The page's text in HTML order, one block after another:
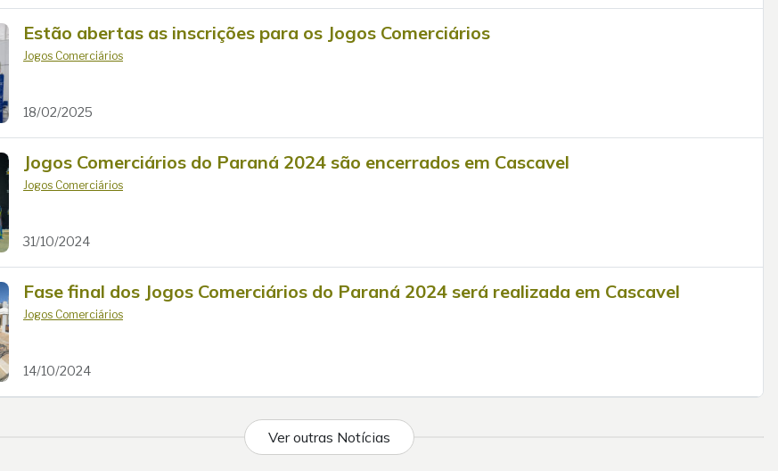
Estão abertas as inscrições para os Jogos Comerciários
Jogos Comerciários
18/02/2025
Jogos Comerciários do Paraná 2024 são encerrados em Cascavel
Jogos Comerciários
31/10/2024
Fase final dos Jogos Comerciários do Paraná 2024 será realizada em Cascavel
Jogos Comerciários
14/10/2024
Ver outras Notícias